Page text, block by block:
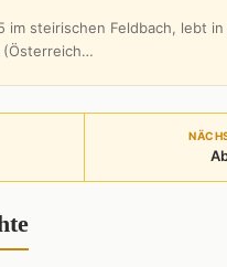
im steirischen Feldbach, lebt
(Österreich…